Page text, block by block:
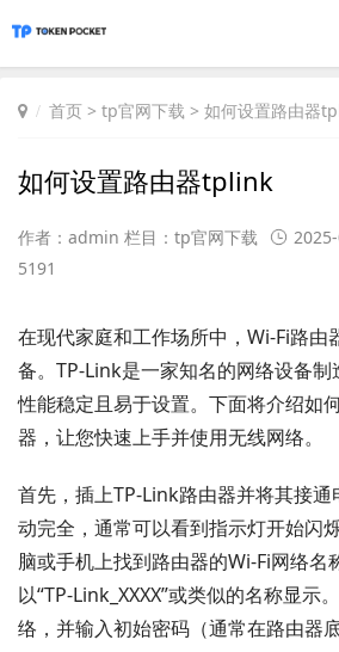
首页 > tp官网下载 > 如何设置路由器
如何设置路由器tplink
作者：admin 栏目： tp官网下载
5191
在现代家庭和工作场所中，Wi-Fi路由
备。TP-Link是一家知名的网络设备
性能稳定且易于设置。下面将介绍如
器，让您快速上手并使用无线网络。
首先，插上TP-Link路由器并将其接
动完全，通常可以看到指示灯开始闪
脑或手机上找到路由器的Wi-Fi网络名
以“TP-Link_XXXX”或类似的名称显示
络，并输入初始密码（通常在路由器底